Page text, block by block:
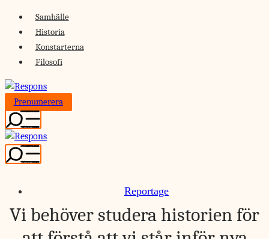
Skip
content
Samhälle
Historia
Konstarterna
Filosofi
Prenumerera
Reportage
Vi behöver studera historien för